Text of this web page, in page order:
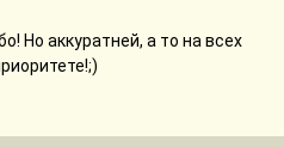
Но аккуратней, а то на всех